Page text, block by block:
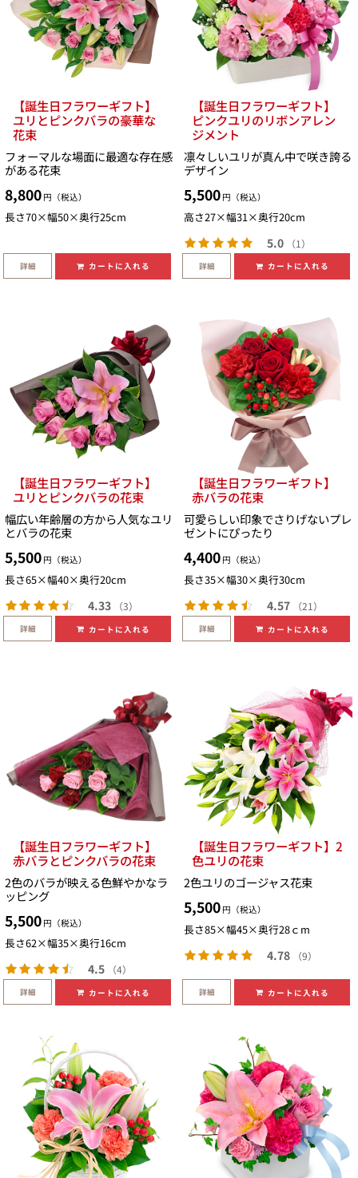
【誕生日フラワーギフト】
ユリとピンクバラの豪華な
花束
フォーマルな場面に最適な存在感
がある花束
8,800 円（税込）
長さ70×幅50×奥行25cm
詳細 カートに入れる
【誕生日フラワーギフト】
ピンクユリのリボンアレン
ジメント
凛々しいユリが真ん中で咲き誇る
デザイン
5,500 円（税込）
高さ27×幅31×奥行20cm
5.0 （1）
詳細 カートに入れる
【誕生日フラワーギフト】
ユリとピンクバラの花束
幅広い年齢層の方から人気なユリ
とバラの花束
5,500 円（税込）
長さ65×幅40×奥行20cm
4.33 （3）
詳細 カートに入れる
【誕生日フラワーギフト】
赤バラの花束
可愛らしい印象でさりげないプレ
ゼントにぴったり
4,400 円（税込）
長さ35×幅30×奥行30cm
4.57 （21）
詳細 カートに入れる
【誕生日フラワーギフト】
赤バラとピンクバラの花束
2色のバラが映える色鮮やかなラ
ッピング
5,500 円（税込）
長さ62×幅35×奥行16cm
4.5 （4）
詳細 カートに入れる
【誕生日フラワーギフト】2
色ユリの花束
2色ユリのゴージャス花束
5,500 円（税込）
長さ85×幅45×奥行28ｃm
4.78 （9）
詳細 カートに入れる